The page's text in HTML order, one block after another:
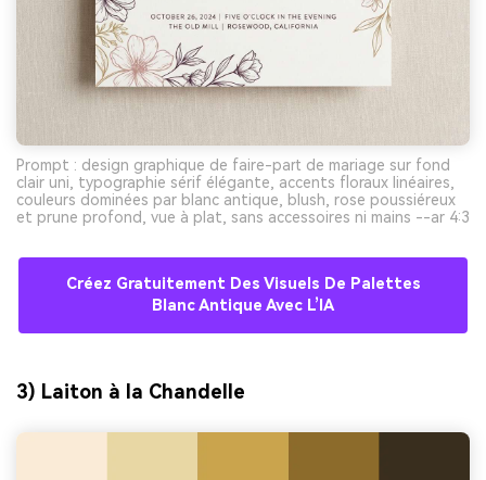
Prompt : design graphique de faire-part de mariage sur fond
clair uni, typographie sérif élégante, accents floraux linéaires,
couleurs dominées par blanc antique, blush, rose poussiéreux
et prune profond, vue à plat, sans accessoires ni mains --ar 4:3
Créez Gratuitement Des Visuels De Palettes
Blanc Antique Avec L’IA
3) Laiton à la Chandelle